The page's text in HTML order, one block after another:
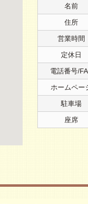
名前
住所
営業時間
定休日
電話番号/
ホームペー
駐車場
座席